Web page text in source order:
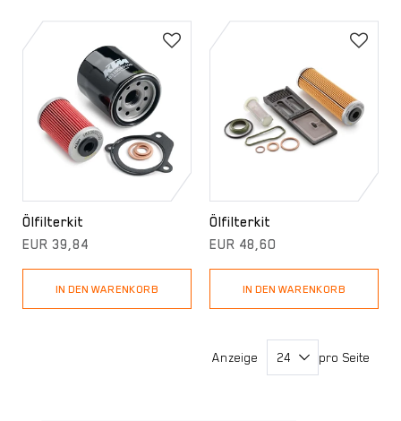
Ölfilterkit
EUR 39,84
IN DEN WARENKORB
Ölfilterkit
EUR 48,60
IN DEN WARENKORB
Anzeige pro Seite